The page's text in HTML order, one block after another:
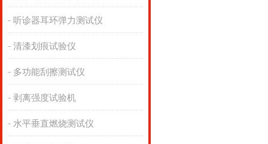
听诊器耳环弹力测试仪
清漆划痕试验仪
多功能刮擦测试仪
剥离强度试验机
水平垂直燃烧测试仪